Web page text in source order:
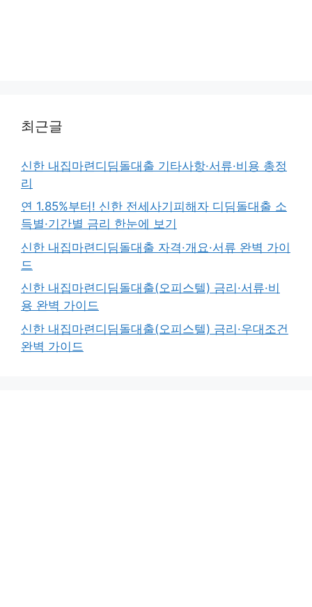
최근글
신한 내집마련디딤돌대출 기타사항·서류·비용 총정
리
연 1.85%부터! 신한 전세사기피해자 디딤돌대출 소
득별·기간별 금리 한눈에 보기
신한 내집마련디딤돌대출 자격·개요·서류 완벽 가이
드
신한 내집마련디딤돌대출(오피스텔) 금리·서류·비
용 완벽 가이드
신한 내집마련디딤돌대출(오피스텔) 금리·우대조건
완벽 가이드